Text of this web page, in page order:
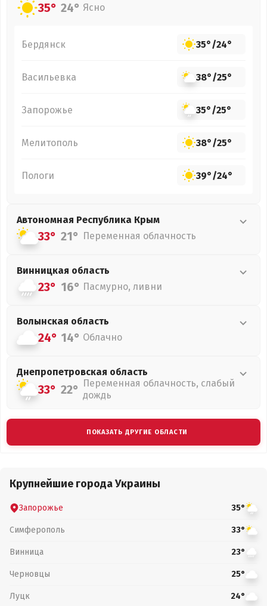
35° 24° Ясно
Бердянск 35°/24°
Васильевка 38°/25°
Запорожье 35°/25°
Мелитополь 38°/25°
Пологи 39°/24°
Автономная Республика Крым
33° 21° Переменная облачность
Винницкая область
23° 16° Пасмурно, ливни
Волынская область
24° 14° Облачно
Днепропетровская область
33° 22° Переменная облачность, слабый
дождь
ПОКАЗАТЬ ДРУГИЕ ОБЛАСТИ
Крупнейшие города Украины
Запорожье 35°
Симферополь 33°
Винница 23°
Черновцы 25°
Луцк 24°